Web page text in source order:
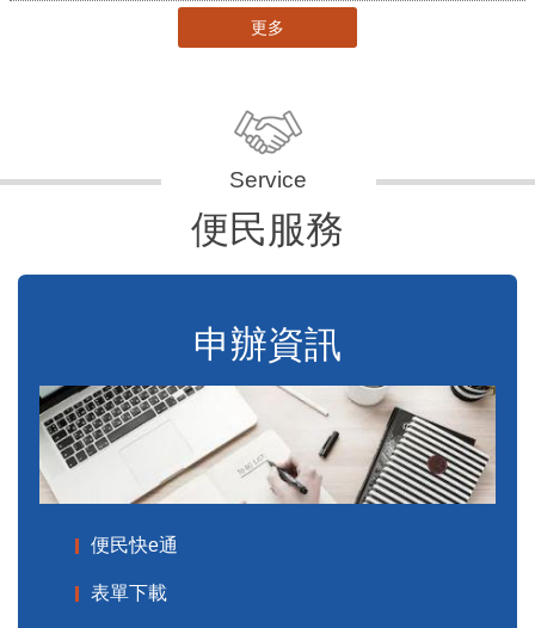
更多
便民服務
申辦資訊
便民快e通
表單下載